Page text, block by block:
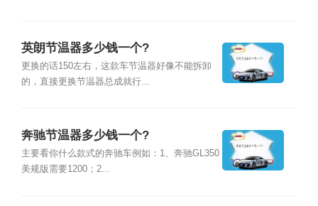
英朗节温器多少钱一个?
更换的话150左右，这款车节温器好像不能拆卸
的，直接更换节温器总成就行...
奔驰节温器多少钱一个?
主要看你什么款式的奔驰车例如：1、奔驰GL350
美规版需要1200；2...